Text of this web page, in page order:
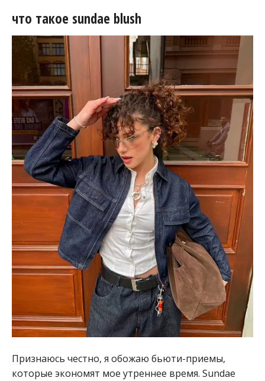
что такое sundae blush
Признаюсь честно, я обожаю бьюти-приемы,
которые экономят мое утреннее время. Sundae